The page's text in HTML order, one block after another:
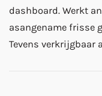
dashboard. Werkt
asangename frisse
Tevens verkrijgbaar